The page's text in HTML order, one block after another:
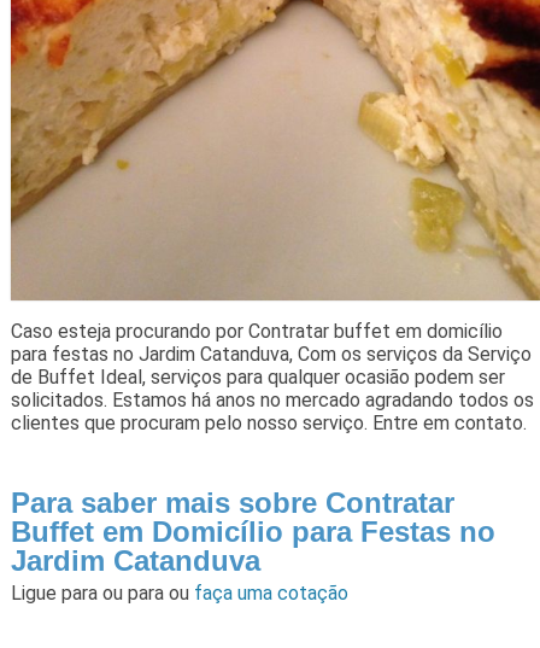
Caso esteja procurando por Contratar buffet em domicílio
para festas no Jardim Catanduva, Com os serviços da Serviço
de Buffet Ideal, serviços para qualquer ocasião podem ser
solicitados. Estamos há anos no mercado agradando todos os
clientes que procuram pelo nosso serviço. Entre em contato.
Para saber mais sobre Contratar
Buffet em Domicílio para Festas no
Jardim Catanduva
Ligue para ou para ou faça uma cotação